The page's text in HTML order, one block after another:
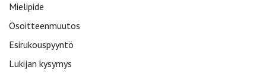
Mielipide
Osoitteenmuutos
Esirukouspyyntö
Lukijan kysymys